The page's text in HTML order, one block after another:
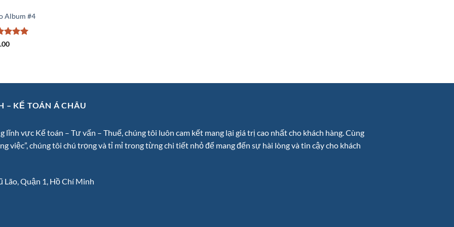
Album #4
– KẾ TOÁN Á CHÂU
vực Kế toán – Tư vấn – Thuế, chúng tôi luôn cam kết mang lại giá trị cao nhất cho khách hàng. Cùng
việc”, chúng tôi chú trọng và tỉ mỉ trong từng chi tiết nhỏ để mang đến sự hài lòng và tin cậy cho khách
Lão, Quận 1, Hồ Chí Minh